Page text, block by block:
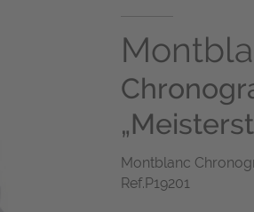
Montblanc
Ref.P19201